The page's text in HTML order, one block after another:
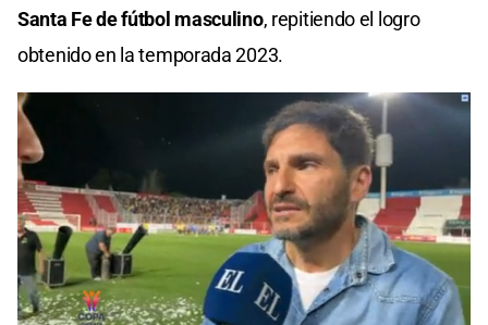
Santa Fe de fútbol masculino, repitiendo el logro
obtenido en la temporada 2023.